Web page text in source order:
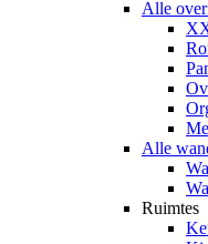
Alle
Alle
Ruimtes